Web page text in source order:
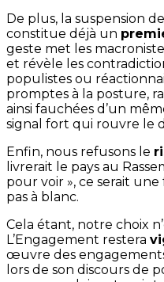
De plus, la suspension
constitue déjà un
geste met les
et révèle les
populistes ou
promptes à la posture,
ainsi fauchées d’un
signal fort qui rouvre le
Enfin, nous refusons le
livrerait le pays au
pour voir », ce serait une
pas à blanc.
Cela étant, notre choix
L’Engagement restera
œuvre des
lors de son discours de